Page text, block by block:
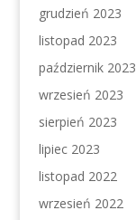
grudzień 2023
listopad 2023
październik 2023
wrzesień 2023
sierpień 2023
lipiec 2023
listopad 2022
wrzesień 2022